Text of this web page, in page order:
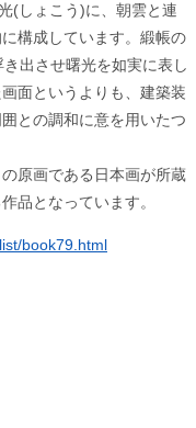
(しょこう)に、朝雲と連
構成しています。緞帳の
出させ曙光を如実に表し
面というよりも、建築装
との調和に意を用いたつ
原画である日本画が所蔵
品となっています。
book79.html